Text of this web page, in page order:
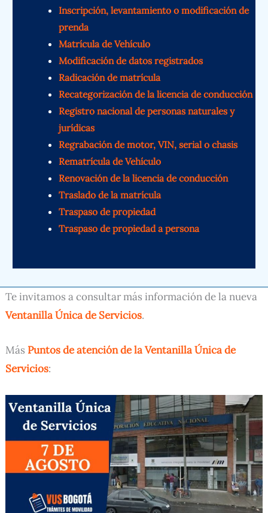
Inscripción, levantamiento o modificación de
prenda
Matrícula de Vehículo
Modificación de datos registrados
Radicación de matrícula
Recategorización de la licencia de conducción
Registro nacional de personas naturales y
jurídicas
Regrabación de motor, VIN, serial o chasis
Rematrícula de Vehículo
Renovación de la licencia de conducción
Traslado de la matrícula
Traspaso de propiedad
Traspaso de propiedad a persona
Te invitamos a consultar más información de la nueva
Ventanilla Única de Servicios.
Más Puntos de atención de la Ventanilla Única de
Servicios: